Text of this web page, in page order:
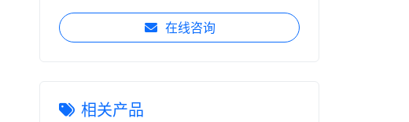
在线咨询
相关产品